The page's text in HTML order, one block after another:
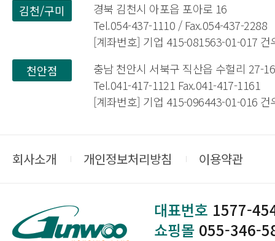
김천/구미
경북 김천시 아포읍 포아로 16
Tel.054-437-1110 / Fax.054-437-2288
[계좌번호] 기업 415-081563-01-017 건
천안점
충남 천안시 서북구 직산읍 수헐리 27-16
Tel.041-417-1121 Fax.041-417-1161
[계좌번호] 기업 415-096443-01-016 건
회사소개 개인정보처리방침 이용약관
대표번호 1577-
쇼핑몰 055-346-